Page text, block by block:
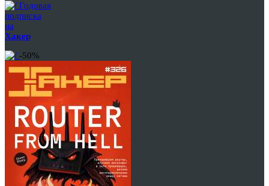
Годовая
подписка
на
Хакер
-50%